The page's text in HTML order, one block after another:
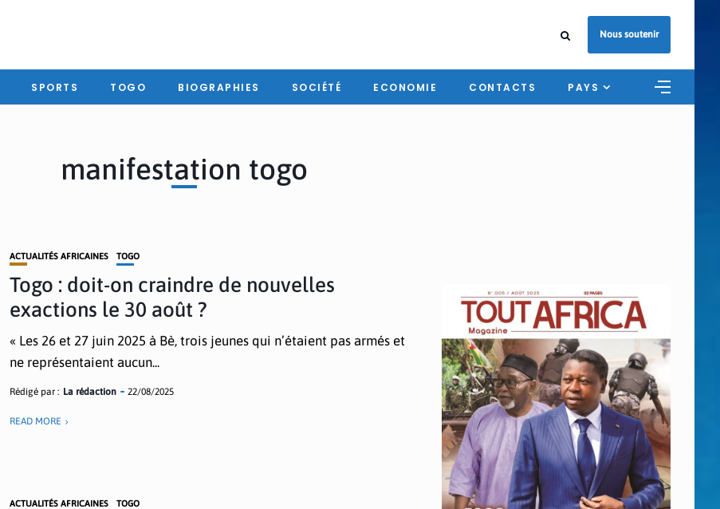
Nous soutenir
SPORTS TOGO BIOGRAPHIES SOCIÉTÉ ECONOMIE CONTACTS PAYS
manifestation togo
ACTUALITÉS AFRICAINES TOGO
Togo : doit-on craindre de nouvelles
exactions le 30 août ?
« Les 26 et 27 juin 2025 à Bè, trois jeunes qui n’étaient pas armés et
ne représentaient aucun...
Rédigé par : La rédaction 22/08/2025
READ MORE
ACTUALITÉS AFRICAINES TOGO